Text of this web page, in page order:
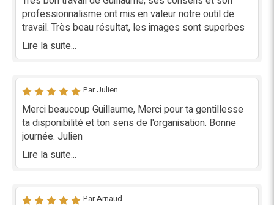
professionnalisme ont mis en valeur notre outil de
travail. Très beau résultat, les images sont superbes
Lire la suite...
Par Julien
Merci beaucoup Guillaume, Merci pour ta gentillesse
ta disponibilité et ton sens de l'organisation. Bonne
journée. Julien
Lire la suite...
Par Arnaud